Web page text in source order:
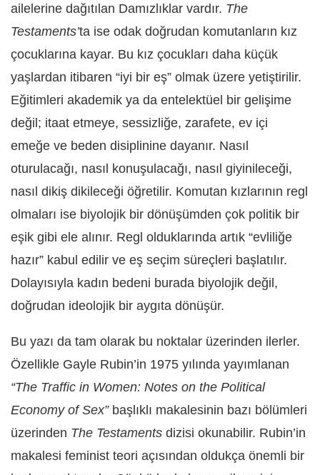
ailelerine dağıtılan Damızlıklar vardır. The
Testaments’ta ise odak doğrudan komutanların kız
çocuklarına kayar. Bu kız çocukları daha küçük
yaşlardan itibaren “iyi bir eş” olmak üzere yetiştirilir.
Eğitimleri akademik ya da entelektüel bir gelişime
değil; itaat etmeye, sessizliğe, zarafete, ev içi
emeğe ve beden disiplinine dayanır. Nasıl
oturulacağı, nasıl konuşulacağı, nasıl giyinileceği,
nasıl dikiş dikileceği öğretilir. Komutan kızlarının regl
olmaları ise biyolojik bir dönüşümden çok politik bir
eşik gibi ele alınır. Regl olduklarında artık “evliliğe
hazır” kabul edilir ve eş seçim süreçleri başlatılır.
Dolayısıyla kadın bedeni burada biyolojik değil,
doğrudan ideolojik bir aygıta dönüşür.
Bu yazı da tam olarak bu noktalar üzerinden ilerler.
Özellikle Gayle Rubin’in 1975 yılında yayımlanan
“The Traffic in Women: Notes on the Political
Economy of Sex”başlıklı makalesinin bazı bölümleri
üzerinden The Testaments dizisi okunabilir. Rubin’in
makalesi feminist teori açısından oldukça önemli bir